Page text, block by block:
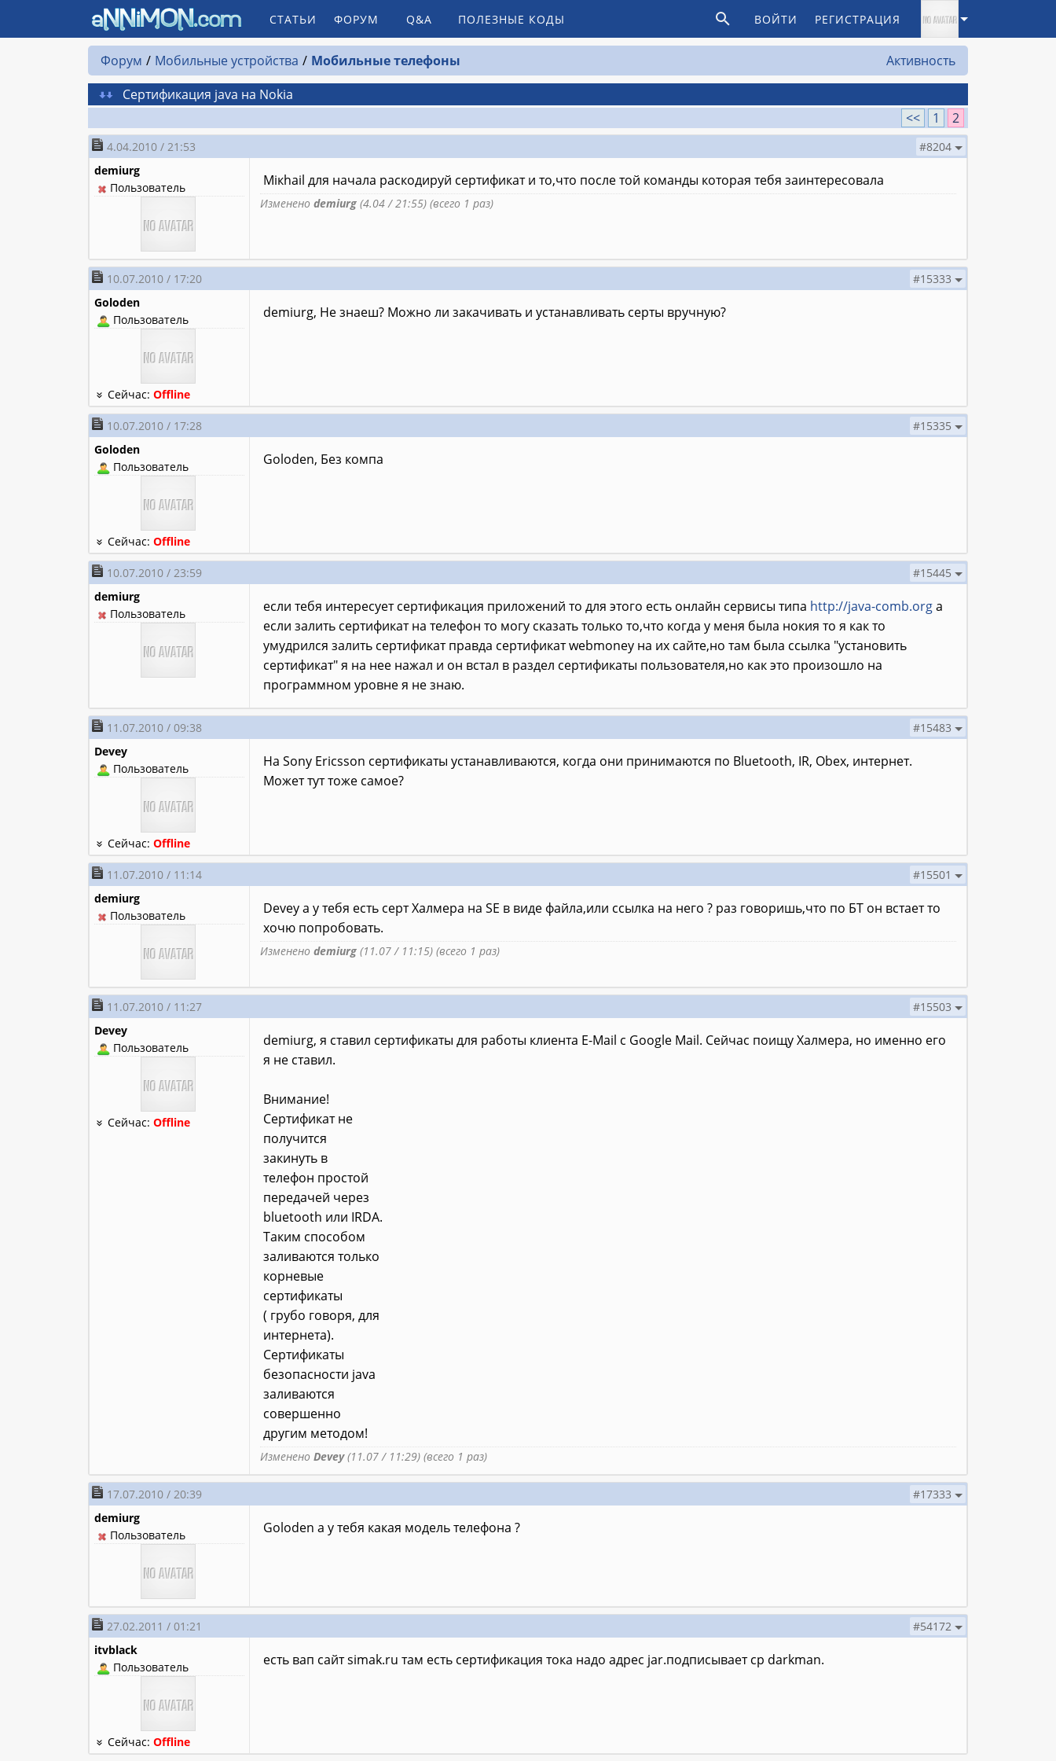
СТАТЬИ ФОРУМ Q&A ПОЛЕЗНЫЕ КОДЫ ВОЙТИ РЕГИСТРАЦИЯ
Форум Мобильные устройства Мобильные телефоны
Активность
Сертификация java на Nokia
<<
1 2
4.04.2010 / 21:53
#8204
demiurg
Пользователь
Miкhail для начала раскодируй сертификат и то,что после той команды которая тебя заинтересовала
Изменено demiurg(4.04 / 21:55) (всего 1 раз)
10.07.2010 / 17:20
#15333
Goloden
Пользователь
Сейчас:Offline
demiurg, Не знаеш? Можно ли закачивать и устанавливать серты вручную?
10.07.2010 / 17:28
#15335
Goloden
Пользователь
Сейчас:Offline
Goloden, Без компа
10.07.2010 / 23:59
#15445
demiurg
Пользователь
если тебя интересует сертификация приложений то для этого есть онлайн сервисы типа http://java-comb.orgа
если залить сертификат на телефон то могу сказать только то,что когда у меня была нокия то я как то
умудрился залить сертификат правда сертификат webmoney на их сайте,но там была ссылка "установить
сертификат" я на нее нажал и он встал в раздел сертификаты пользователя,но как это произошло на
программном уровне я не знаю.
11.07.2010 / 09:38
#15483
Devey
Пользователь
Сейчас:Offline
На Sony Ericsson сертификаты устанавливаются, когда они принимаются по Bluetooth, IR, Obex, интернет.
Может тут тоже самое?
11.07.2010 / 11:14
#15501
demiurg
Пользователь
Devey а у тебя есть серт Халмера на SE в виде файла,или ссылка на него ? раз говоришь,что по БТ он встает то
хочю попробовать.
Изменено demiurg(11.07 / 11:15) (всего 1 раз)
11.07.2010 / 11:27
#15503
Devey
Пользователь
Сейчас:Offline
demiurg, я ставил сертификаты для работы клиента E-Mail с Google Mail. Сейчас поищу Халмера, но именно его
я не ставил.
Внимание!
Сертификат не
получится
закинуть в
телефон простой
передачей через
bluetooth или IRDA.
Таким способом
заливаются только
корневые
сертификаты
( грубо говоря, для
интернета).
Сертификаты
безопасности java
заливаются
совершенно
другим методом!
Изменено Devey(11.07 / 11:29) (всего 1 раз)
17.07.2010 / 20:39
#17333
demiurg
Пользователь
Goloden а у тебя какая модель телефона ?
27.02.2011 / 01:21
#54172
itvblack
Пользователь
Сейчас:Offline
eсть вaп сaйт simak.ru тaм eсть сeртификaция токa нaдо aдрeс jar.подписывaeт ср darkman.